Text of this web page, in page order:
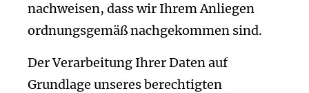
nachweisen, dass wir Ihrem Anliegen
ordnungsgemäß nachgekommen sind.
Der Verarbeitung Ihrer Daten auf
Grundlage unseres berechtigten